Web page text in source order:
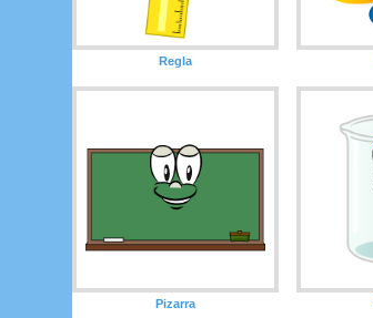
Regla
Pizarra